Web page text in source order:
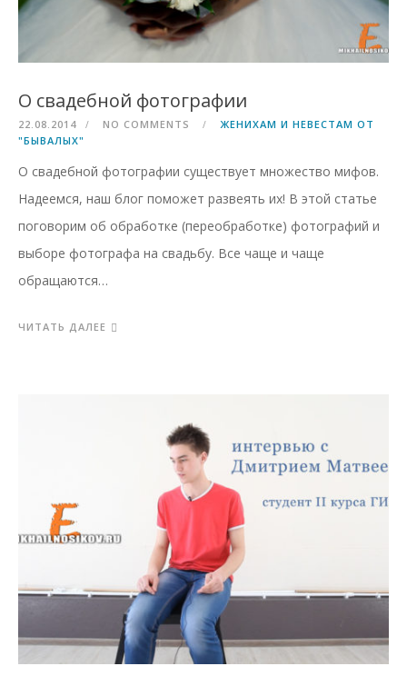
О свадебной фотографии
22.08.2014 NO COMMENTS
ЖЕНИХАМ И НЕВЕСТАМ ОТ
"БЫВАЛЫХ"
О свадебной фотографии существует множество мифов.
Надеемся, наш блог поможет развеять их! В этой статье
поговорим об обработке (переобработке) фотографий и
выборе фотографа на свадьбу. Все чаще и чаще
обращаются…
ЧИТАТЬ ДАЛЕЕ